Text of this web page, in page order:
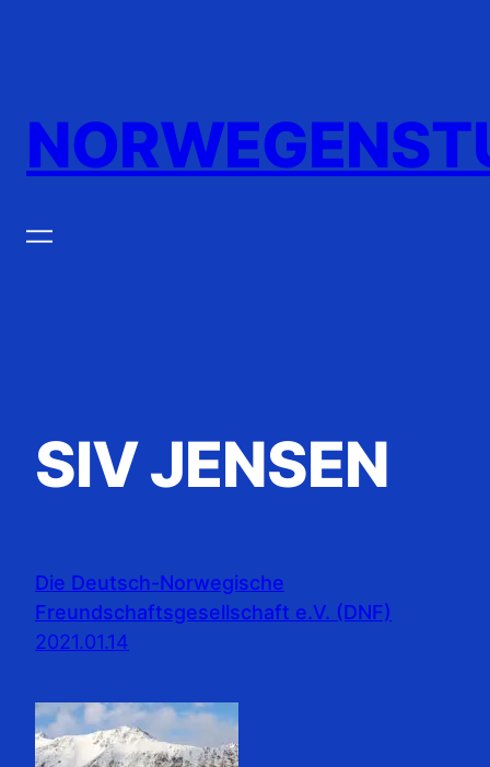
SIV JENSEN
Die Deutsch-Norwegische
Freundschaftsgesellschaft e.V. (DNF)
2021.01.14